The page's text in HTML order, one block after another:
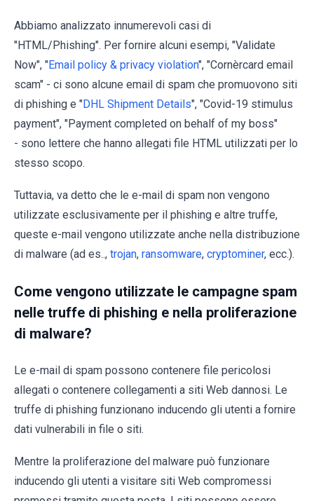
Abbiamo analizzato innumerevoli casi di
"HTML/Phishing". Per fornire alcuni esempi, "Validate
Now", "Email policy & privacy violation", "Cornèrcard email
scam" - ci sono alcune email di spam che promuovono siti
di phishing e "DHL Shipment Details", "Covid-19 stimulus
payment", "Payment completed on behalf of my boss"
- sono lettere che hanno allegati file HTML utilizzati per lo
stesso scopo.
Tuttavia, va detto che le e-mail di spam non vengono
utilizzate esclusivamente per il phishing e altre truffe,
queste e-mail vengono utilizzate anche nella distribuzione
di malware (ad es.., trojan, ransomware, cryptominer, ecc.).
Come vengono utilizzate le campagne spam
nelle truffe di phishing e nella proliferazione
di malware?
Le e-mail di spam possono contenere file pericolosi
allegati o contenere collegamenti a siti Web dannosi. Le
truffe di phishing funzionano inducendo gli utenti a fornire
dati vulnerabili in file o siti.
Mentre la proliferazione del malware può funzionare
inducendo gli utenti a visitare siti Web compromessi